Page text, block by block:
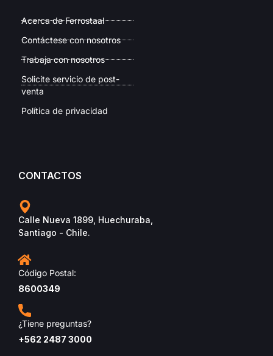
Acerca de Ferrostaal
Contáctese con nosotros
Trabaja con nosotros
Solicite servicio de post-
venta
Política de privacidad
CONTACTOS
Calle Nueva 1899, Huechuraba,
Santiago - Chile.
Código Postal:
8600349
¿Tiene preguntas?
+562 2487 3000